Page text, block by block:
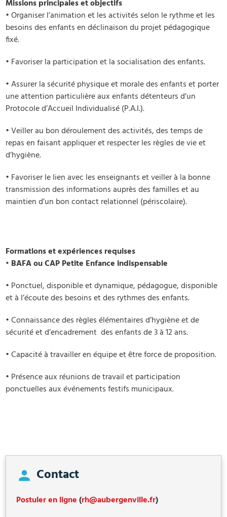
Missions principales et objectifs
• ​Organiser l’animation et les activités selon le rythme et les
besoins des enfants en déclinaison du projet pédagogique
fixé.
• ​Favoriser la participation et la socialisation des enfants.
• ​Assurer la sécurité physique et morale des enfants et porter
une attention particulière aux enfants détenteurs d’un
Protocole d’Accueil Individualisé (P.A.I.).
• ​Veiller au bon déroulement des activités, des temps de
repas en faisant appliquer et respecter les règles de vie et
d’hygiène.
• ​Favoriser le lien avec les enseignants et veiller à la bonne
transmission des informations auprès des familles et au
maintien d’un bon contact relationnel (périscolaire).
Formations et expériences requises
• ​BAFA ou CAP Petite Enfance indispensable
• ​Ponctuel, disponible et dynamique, pédagogue, disponible
et à l’écoute des besoins et des rythmes des enfants.
• ​Connaissance des règles élémentaires d’hygiène et de
sécurité et d’encadrement des enfants de 3 à 12 ans.
• ​Capacité à travailler en équipe et être force de proposition.
• ​Présence aux réunions de travail et participation
ponctuelles aux événements festifs municipaux.
Contact
Postuler en ligne(rh@aubergenville.fr)